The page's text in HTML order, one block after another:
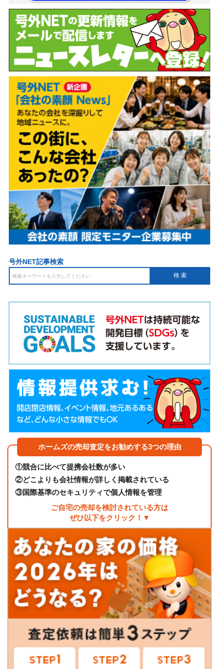
号外NET記事検索
ホームズの売却査定をお勧めする3つの理由
①競合に比べて提携会社数が多い
②どこよりも会社情報が詳しく掲載されている
③国際基準のセキュリティで個人情報を管理
ご自宅の売却を検討されている方は
ぜひ以下をクリック！▼